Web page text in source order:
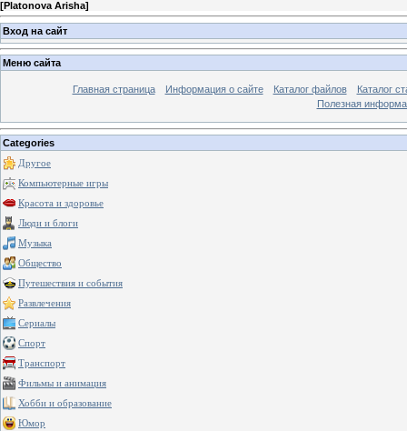
[Platonova Arisha]
Вход на сайт
Меню сайта
Главная страница Информация о сайте Каталог файлов
Каталог
Полезная
Categories
Другое
Компьютерные игры
Красота и здоровье
Люди и блоги
Музыка
Общество
Путешествия и события
Развлечения
Сериалы
Спорт
Транспорт
Фильмы и анимация
Хобби и образование
Юмор